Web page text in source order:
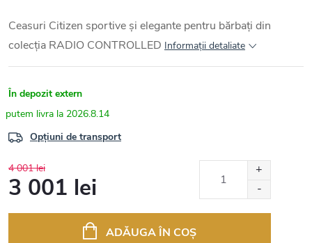
Ceasuri Citizen sportive și elegante pentru bărbați din
colecția RADIO CONTROLLED Informaţii detaliate
În depozit extern
2026.8.14
Opțiuni de transport
4 001 lei
3 001 lei
ADĂUGA ÎN COŞ